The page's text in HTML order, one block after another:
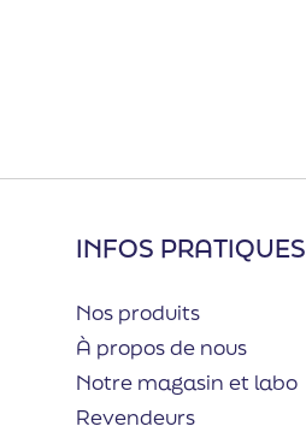
INFOS PRATIQUES
Nos produits
À propos de nous
Notre magasin et labo
Revendeurs